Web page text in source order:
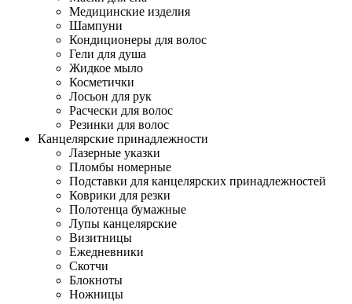
Медицинские изделия
Шампуни
Кондиционеры для волос
Гели для душа
Жидкое мыло
Косметички
Лосьон для рук
Расчески для волос
Резинки для волос
Канцелярские принадлежности
Лазерные указки
Пломбы номерные
Подставки для канцелярских принадлежностей
Коврики для резки
Полотенца бумажные
Лупы канцелярские
Визитницы
Ежедневники
Скотчи
Блокноты
Ножницы